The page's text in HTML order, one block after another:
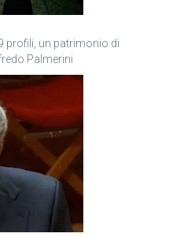
profili, un patrimonio di
Palmerini